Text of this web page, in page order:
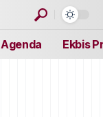
Agenda Ekbis